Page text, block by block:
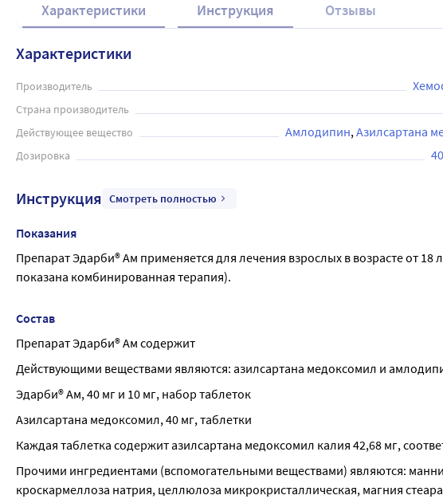
Характеристики Инструкция Отзывы
Характеристики
Производитель
Страна производитель
Действующее вещество Амлодипин Азилсартана
Дозировка
Инструкция Смотреть полностью
Показания
Препарат Эдарби® Ам применяется для лечения взрослых в возрасте от
показана комбинированная терапия).
Состав
Препарат Эдарби® Ам содержит
Действующими веществами являются: азилсартана медоксомил и
Эдарби® Ам, 40 мг и 10 мг, набор таблеток
Азилсартана медоксомил, 40 мг, таблетки
Каждая таблетка содержит азилсартана медоксомил калия 42,68 мг,
Прочими ингредиентами (вспомогательными веществами) являются:
кроскармеллоза натрия, целлюлоза микрокристаллическая, магния